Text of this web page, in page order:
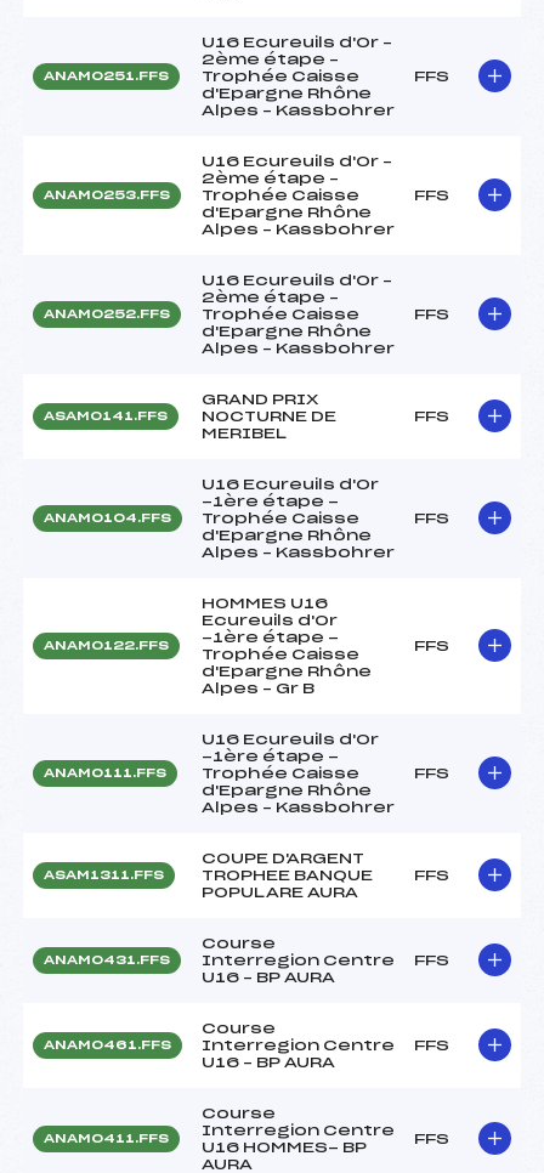
ANAM0251.FFS
U16 Ecureuils d'Or –
2ème étape –
Trophée Caisse
d'Epargne Rhône
Alpes – Kassbohrer
FFS
ANAM0253.FFS
U16 Ecureuils d'Or –
2ème étape –
Trophée Caisse
d'Epargne Rhône
Alpes – Kassbohrer
FFS
ANAM0252.FFS
U16 Ecureuils d'Or –
2ème étape –
Trophée Caisse
d'Epargne Rhône
Alpes – Kassbohrer
FFS
ASAM0141.FFS
GRAND PRIX
NOCTURNE DE
MERIBEL
FFS
ANAM0104.FFS
U16 Ecureuils d'Or
-1ère étape -
Trophée Caisse
d'Epargne Rhône
Alpes – Kassbohrer
FFS
ANAM0122.FFS
HOMMES U16
Ecureuils d'Or
-1ère étape -
Trophée Caisse
d'Epargne Rhône
Alpes – Gr B
FFS
ANAM0111.FFS
U16 Ecureuils d'Or
-1ère étape -
Trophée Caisse
d'Epargne Rhône
Alpes – Kassbohrer
FFS
ASAM1311.FFS
COUPE D'ARGENT
TROPHEE BANQUE
POPULARE AURA
FFS
ANAM0431.FFS
Course
Interregion Centre
U16 – BP AURA
FFS
ANAM0461.FFS
Course
Interregion Centre
U16 – BP AURA
FFS
ANAM0411.FFS
Course
Interregion Centre
U16 HOMMES- BP
AURA
FFS